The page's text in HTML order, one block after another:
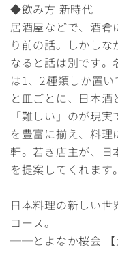
◆飲み方 新時代
居酒屋などで、酒肴
り前の話。しかしな
なると話は別です。
は1、2種類しか置
と皿ごとに、日本
「難しい」のが現
を豊富に揃え、料
軒。若き店主が、日
を提案してくれます。
日本料理の新しい
コース。
──とよなか桜会 【